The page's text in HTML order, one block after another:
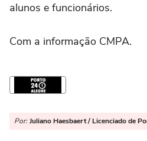
alunos e funcionários.
Com a informação CMPA.
Por: Juliano Haesbaert / Licenciado de